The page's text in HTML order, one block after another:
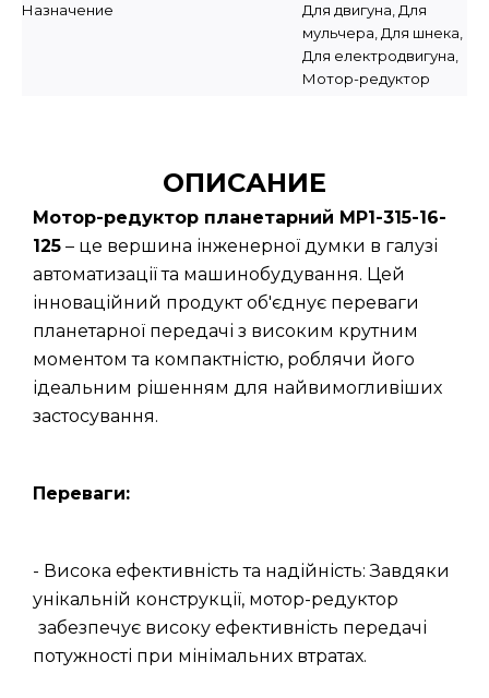
Назначение
Для двигуна, Для
мульчера, Для шнека,
Для електродвигуна,
Мотор-редуктор
ОПИСАНИЕ
Мотор-редуктор планетарний МР1-315-16-
125 – це вершина інженерної думки в галузі
автоматизації та машинобудування. Цей
інноваційний продукт об'єднує переваги
планетарної передачі з високим крутним
моментом та компактністю, роблячи його
ідеальним рішенням для найвимогливіших
застосування.
Переваги:
- Висока ефективність та надійність: Завдяки
унікальній конструкції, мотор-редуктор
забезпечує високу ефективність передачі
потужності при мінімальних втратах.